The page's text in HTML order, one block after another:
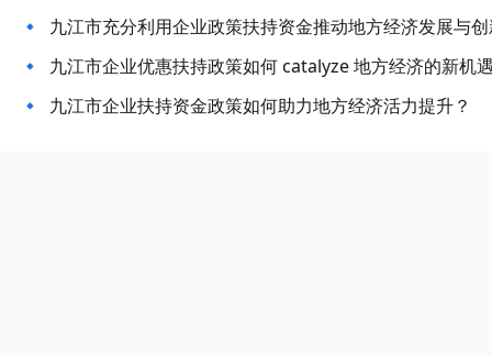
九江市充分利用企业政策扶持资金推动地方经济发展与
九江市企业优惠扶持政策如何 catalyze 地方经济的新机
九江市企业扶持资金政策如何助力地方经济活力提升？